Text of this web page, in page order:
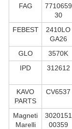
FAG
7710659
30
FEBEST
2410LO
GA26
GLO
3570K
IPD
312612
KAVO
PARTS
CV6537
Magneti
Marelli
3020151
00359